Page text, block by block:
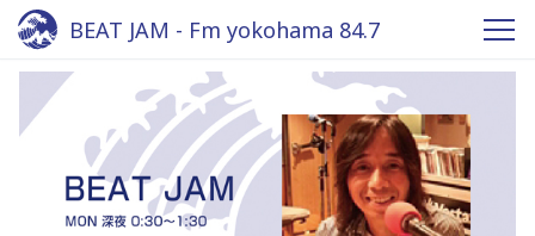
BEAT JAM - Fm yokohama 84.7